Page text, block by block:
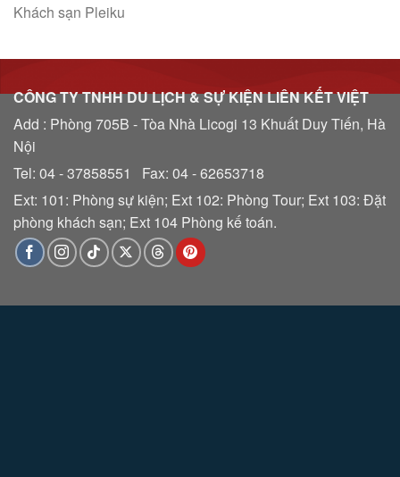
Khách sạn Pleiku
CÔNG TY TNHH DU LỊCH & SỰ KIỆN LIÊN KẾT VIỆT
Add : Phòng 705B - Tòa Nhà Licogi 13 Khuất Duy Tiến, Hà
Nội
Tel: 04 - 37858551 Fax: 04 - 62653718
Ext: 101: Phòng sự kiện; Ext 102: Phòng Tour; Ext 103: Đặt
phòng khách sạn; Ext 104 Phòng kế toán.